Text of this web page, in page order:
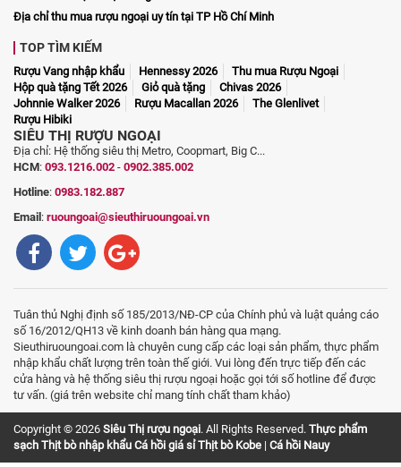
Địa chỉ thu mua rượu ngoại uy tín tại TP Hồ Chí Minh
TOP TÌM KIẾM
Rượu Vang nhập khẩu Hennessy 2026
Thu mua Rượu Ngoại
Hộp quà tặng Tết 2026
Giỏ quà tặng
Chivas 2026
Johnnie Walker 2026
Rượu Macallan 2026
The Glenlivet
Rượu Hibiki
SIÊU THỊ RƯỢU NGOẠI
Địa chỉ: Hệ thống siêu thị Metro, Coopmart, Big C...
HCM: 093.1216.002 - 0902.385.002
Hotline: 0983.182.887
Email : ruoungoai@sieuthiruoungoai.vn
Tuân thủ Nghị định số 185/2013/NĐ-CP của Chính phủ và luật quảng cáo
số 16/2012/QH13 về kinh doanh bán hàng qua mạng.
Sieuthiruoungoai.com là chuyên cung cấp các loại sản phẩm, thực phẩm
nhập khẩu chất lượng trên toàn thế giới. Vui lòng đến trực tiếp đến các
cửa hàng và hệ thống siêu thị rượu ngoại hoặc gọi tới số hotline để được
tư vấn. (giá trên website chỉ mang tính chất tham khảo)
Copyright © 2026 Siêu Thị rượu ngoại. All Rights Reserved. Thực phẩm
sạch Thịt bò nhập khẩu Cá hồi giá sỉ Thịt bò Kobe | Cá hồi Nauy